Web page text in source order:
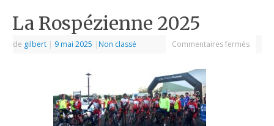
La Rospézienne 2025
de gilbert | 9 mai 2025 | Non classé Commentaires fermés